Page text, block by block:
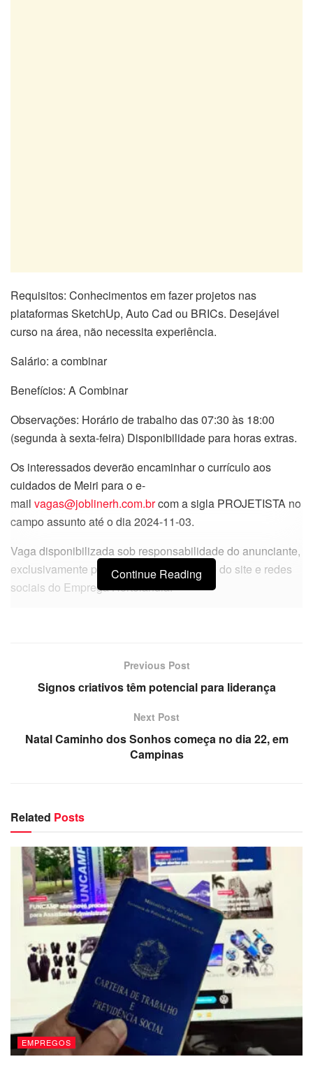
Requisitos: Conhecimentos em fazer projetos nas
plataformas SketchUp, Auto Cad ou BRICs. Desejável
curso na área, não necessita experiência.
Salário: a combinar
Benefícios: A Combinar
Observações: Horário de trabalho das 07:30 às 18:00
(segunda à sexta-feira) Disponibilidade para horas extras.
Os interessados deverão encaminhar o currículo aos
cuidados de Meiri para o e-
mail vagas@joblinerh.com.brcom a sigla PROJETISTA no
campo assunto até o dia 2024-11-03.
Vaga disponibilizada sob responsabilidade do anunciante,
exclusivamente para publicação por meio do site e redes
sociais do Emprega Hortolândia.
Continue Reading
Previous Post
Signos criativos têm potencial para liderança
Next Post
Natal Caminho dos Sonhos começa no dia 22, em
Campinas
Related Posts
EMPREGOS